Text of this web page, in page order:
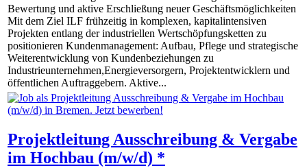
Bewertung und aktive Erschließung neuer Geschäftsmöglichkeiten
Mit dem Ziel ILF frühzeitig in komplexen, kapitalintensiven
Projekten entlang der industriellen Wertschöpfungsketten zu
positionieren Kundenmanagement: Aufbau, Pflege und strategische
Weiterentwicklung von Kundenbeziehungen zu
Industrieunternehmen,Energieversorgern, Projektentwicklern und
öffentlichen Auftraggebern. Aktive...
Projektleitung Ausschreibung & Vergabe
im Hochbau (m/w/d) *